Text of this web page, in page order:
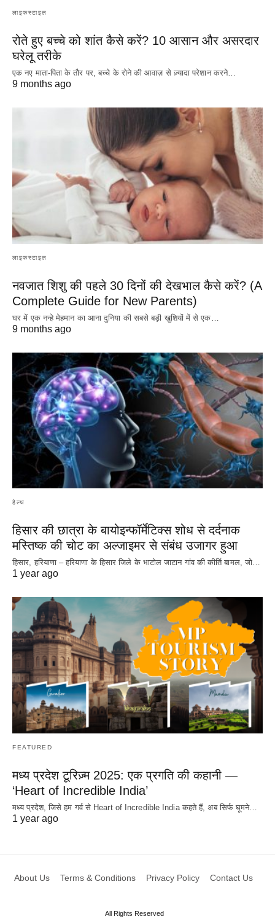
लाइफस्टाइल
रोते हुए बच्चे को शांत कैसे करें? 10 आसान और असरदार
घरेलू तरीके
एक नए माता-पिता के तौर पर, बच्चे के रोने की आवाज़ से ज़्यादा परेशान करने…
9 months ago
लाइफस्टाइल
नवजात शिशु की पहले 30 दिनों की देखभाल कैसे करें? (A
Complete Guide for New Parents)
घर में एक नन्हे मेहमान का आना दुनिया की सबसे बड़ी खुशियों में से एक…
9 months ago
हेल्थ
हिसार की छात्रा के बायोइन्फॉर्मेटिक्स शोध से दर्दनाक
मस्तिष्क की चोट का अल्जाइमर से संबंध उजागर हुआ
हिसार, हरियाणा – हरियाणा के हिसार जिले के भाटोल जाटान गांव की कीर्ति बामल, जो…
1 year ago
FEATURED
मध्य प्रदेश टूरिज़्म 2025: एक प्रगति की कहानी —
‘Heart of Incredible India’
मध्य प्रदेश, जिसे हम गर्व से Heart of Incredible India कहते हैं, अब सिर्फ घूमने…
1 year ago
About Us Terms & Conditions Privacy Policy Contact Us
All Rights Reserved